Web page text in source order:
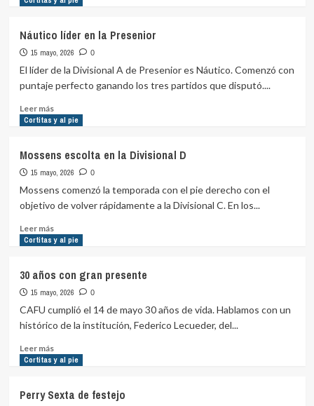
nueva
era
Náutico líder en la Presenior
15 mayo, 2026 0
El líder de la Divisional A de Presenior es Náutico. Comenzó con
puntaje perfecto ganando los tres partidos que disputó....
Leer másLeer
más
líder
en
la
Presenior
Cortitas y al pie
Mossens escolta en la Divisional D
15 mayo, 2026 0
Mossens comenzó la temporada con el pie derecho con el
objetivo de volver rápidamente a la Divisional C. En los...
Leer másLeer
más
escolta
en
la
Divisional
Cortitas y al pie
30 años con gran presente
15 mayo, 2026 0
CAFU cumplió el 14 de mayo 30 años de vida. Hablamos con un
histórico de la institución, Federico Lecueder, del...
Leer másLeer
más
años
Cortitas y al pie
Perry Sexta de festejo